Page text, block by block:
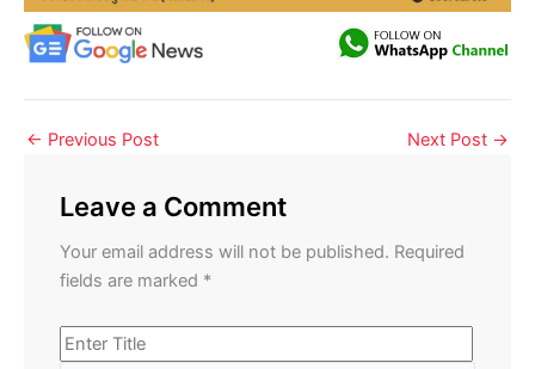
← Previous Post Next Post →
Leave a Comment
Your email address will not be published. Required
fields are marked *